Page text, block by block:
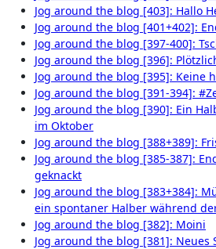
Jog around the blog [403]: Hallo
Jog around the blog [401+402]:
Jog around the blog [397-400]:
Jog around the blog [396]:
Jog around the blog [395]: Keine
Jog around the blog [391-394]:
Jog around the blog [390]: Ein
im Oktober
Jog around the blog [388+389]:
Jog around the blog [385-387]:
geknackt
Jog around the blog [383+384]:
ein spontaner Halber während
Jog around the blog [382]: Moini
Jog around the blog [381]: